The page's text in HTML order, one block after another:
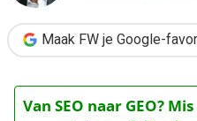
Maak FW je Google-
Van SEO naar GEO?